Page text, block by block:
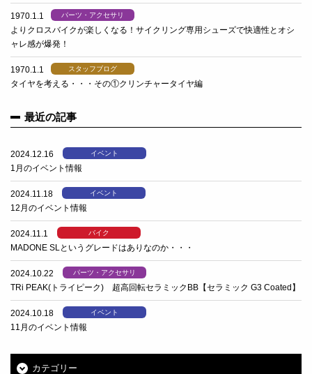
1970.1.1 パーツ・アクセサリ
よりクロスバイクが楽しくなる！サイクリング専用シューズで快適性とオシ
ャレ感が爆発！
1970.1.1 スタッフブログ
タイヤを考える・・・その①クリンチャータイヤ編
最近の記事
2024.12.16 イベント
1月のイベント情報
2024.11.18 イベント
12月のイベント情報
2024.11.1 バイク
MADONE SLというグレードはありなのか・・・
2024.10.22 パーツ・アクセサリ
TRi PEAK(トライピーク) 超高回転セラミックBB【セラミック G3 Coated】
2024.10.18 イベント
11月のイベント情報
カテゴリー